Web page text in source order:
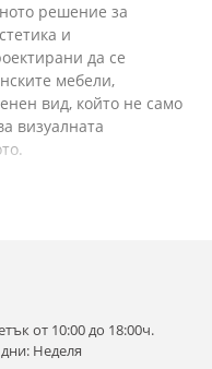
решение за
и
да се
мебели,
вид, който не само
визуалната
който оптимизира
става дума за
фурните за вграждане
цветове, за да се
от 10:00 до 18:00ч.
Неделя